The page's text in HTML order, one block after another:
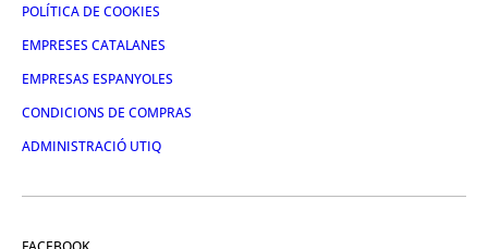
POLÍTICA DE COOKIES
EMPRESES CATALANES
EMPRESAS ESPANYOLES
CONDICIONS DE COMPRAS
ADMINISTRACIÓ UTIQ